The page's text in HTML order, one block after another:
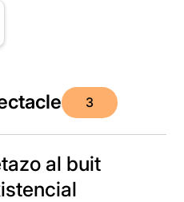
3
al buit